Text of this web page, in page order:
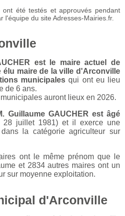
ont été testés et approuvés pendant
l'équipe du site Adresses-Mairies.fr.
est le maire actuel de
élu maire de la ville d'Arconville
municipales qui ont eu lieu
de 6 ans.
auront lieux en 2026.
Guillaume GAUCHER est âgé
juillet 1981) et il exerce une
la catégorie agriculteur sur
ont le même prénom que le
et 2834 autres maires ont un
sur moyenne exploitation.
d'Arconville